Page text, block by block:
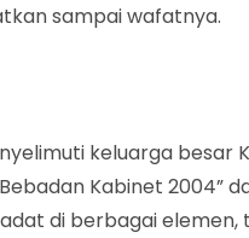
sampai wafatnya.
keluarga besar
Kabinet 2004”
di berbagai elemen,